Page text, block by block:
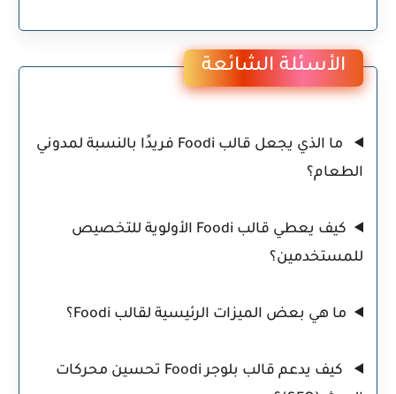
الأسئلة الشائعة
ما الذي يجعل قالب Foodi فريدًا بالنسبة لمدوني
الطعام؟
كيف يعطي قالب Foodi الأولوية للتخصيص
للمستخدمين؟
ما هي بعض الميزات الرئيسية لقالب Foodi؟
كيف يدعم قالب بلوجر Foodi تحسين محركات